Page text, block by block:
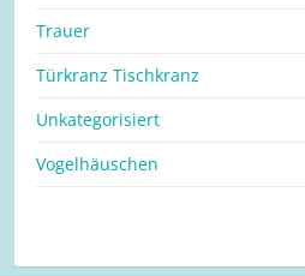
Trauer
Türkranz Tischkranz
Unkategorisiert
Vogelhäuschen